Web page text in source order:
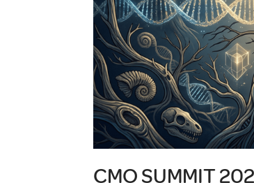
CMO SUMMIT